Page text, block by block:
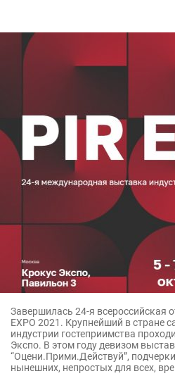
Завершилась 24-я всероссийская
EXPO 2021. Крупнейший в стране
индустрии гостеприимства
Экспо. В этом году девизом
“Оцени.Прими.Действуй”,
нынешних, непростых для всех,